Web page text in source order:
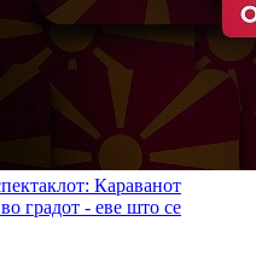
Караванот
градот - еве што се